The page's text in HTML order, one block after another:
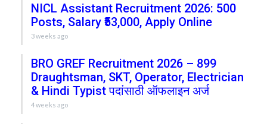
NICL Assistant Recruitment 2026: 500
Posts, Salary ₹53,000, Apply Online
3 weeks ago
BRO GREF Recruitment 2026 – 899
Draughtsman, SKT, Operator, Electrician
& Hindi Typist पदांसाठी ऑफलाइन अर्ज
4 weeks ago